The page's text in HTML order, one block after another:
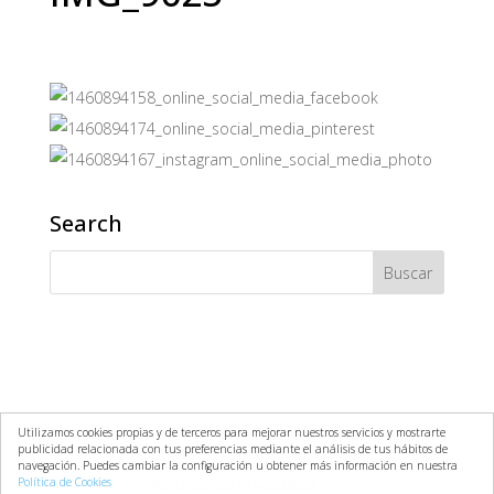
Search
Aviso Legal
Política de Cookies
Utilizamos cookies propias y de terceros para mejorar nuestros servicios y mostrarte
publicidad relacionada con tus preferencias mediante el análisis de tus hábitos de
navegación. Puedes cambiar la configuración u obtener más información en nuestra
Política de Cookies